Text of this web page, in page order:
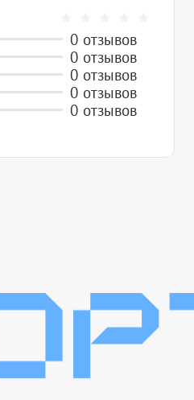
0 отзывов
0 отзывов
0 отзывов
0 отзывов
0 отзывов